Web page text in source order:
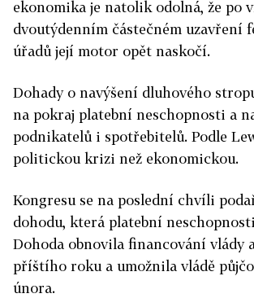
ekonomika je natolik odolná, že po
dvoutýdenním částečném uzavření
úřadů její motor opět naskočí.
Dohady o navýšení dluhového
na pokraj platební neschopnosti a
podnikatelů i spotřebitelů. Podle
politickou krizi než ekonomickou.
Kongresu se na poslední chvíli
dohodu, která platební
Dohoda obnovila financování vlády
příštího roku a umožnila vládě
února.